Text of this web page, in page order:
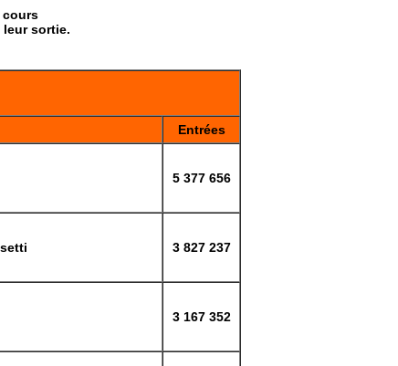
cours
sortie.
Entrées
5 377 656
3 827 237
3 167 352